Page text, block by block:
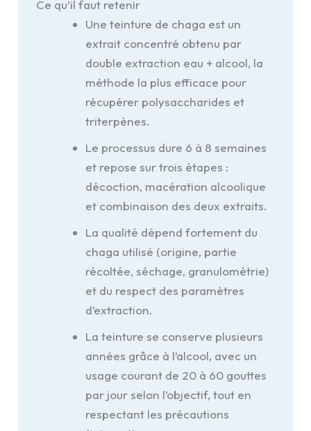
Ce qu’il faut retenir
Une teinture de chaga est un
extrait concentré obtenu par
double extraction eau + alcool, la
méthode la plus efficace pour
récupérer polysaccharides et
triterpènes.
Le processus dure 6 à 8 semaines
et repose sur trois étapes :
décoction, macération alcoolique
et combinaison des deux extraits.
La qualité dépend fortement du
chaga utilisé (origine, partie
récoltée, séchage, granulométrie)
et du respect des paramètres
d’extraction.
La teinture se conserve plusieurs
années grâce à l’alcool, avec un
usage courant de 20 à 60 gouttes
par jour selon l’objectif, tout en
respectant les précautions